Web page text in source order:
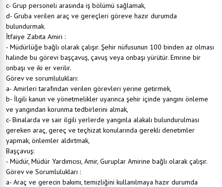
c- Grup personeli arasında iş bölümü sağlamak,
d- Gruba verilen araç ve gereçleri göreve hazır durumda
bulundurmak.
İtfaiye Zabıta Amiri :
- Müdürlüğe bağlı olarak çalışır. Şehir nüfusunun 100 binden az olması
halinde bu görevi başçavuş, çavuş veya onbaşı yürütür. Emrine bir
onbaşı ve iki er verilir.
Görev ve sorumlulukları:
a- Amirleri tarafından verilen görevleri yerine getirmek,
b- İlgili kanun ve yönetmelikler uyarınca şehir içinde yangını önleme
ve yangından korunma tedbirlerini almak,
c- Binalarda ve sair ilgili yerlerde yangınla alakalı bulundurulması
gereken araç, gereç ve teçhizat konularında gerekli denetimler
yapmak, önlemler aldırtmak,
Başçavuş:
- Müdür, Müdür Yardımcısı, Amir, Guruplar Amirine bağlı olarak çalışır.
Görev ve Sorumlulukları :
a- Araç ve gerecin bakımı, temizliğini kullanılmaya hazır durumda